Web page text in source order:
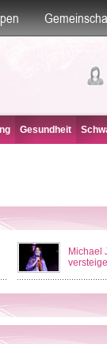
Gesundheit
Michael